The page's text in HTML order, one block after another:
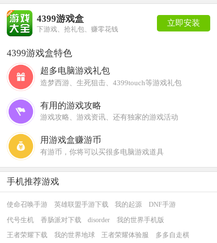
立即安装
4399游戏盒
下游戏、抢礼包、赚零花钱
4399游戏盒特色
超多电脑游戏礼包
造梦西游、生死狙击、4399touch等游戏礼包
有用的游戏攻略
游戏攻略、游戏资讯、还有独家的游戏活动
用游戏盒赚游币
有游币，你将可以买很多电脑游戏道具
手机推荐游戏
使命召唤手游 英雄联盟手游下载 我的起源 DNF手游
代号生机 香肠派对下载 disorder 我的世界手机版
王者荣耀下载 我的世界地球 王者荣耀体验服 多多自走棋